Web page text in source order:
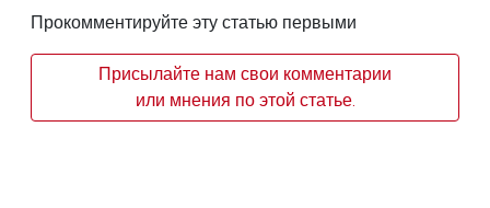
Прокомментируйте эту статью первыми
Присылайте нам свои комментарии
или мнения по этой статье.